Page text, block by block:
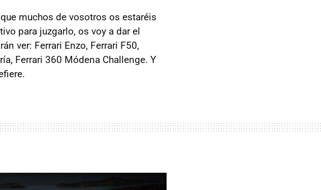
muchos de vosotros os estaréis
para juzgarlo, os voy a dar el
ver: Ferrari Enzo, Ferrari F50,
Ferrari 360 Módena Challenge. Y